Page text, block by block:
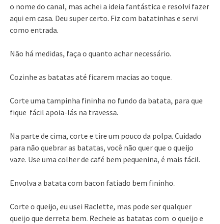
o nome do canal, mas achei a ideia fantástica e resolvi fazer
aqui em casa. Deu super certo. Fiz com batatinhas e servi
como entrada.
Não há medidas, faça o quanto achar necessário.
Cozinhe as batatas até ficarem macias ao toque.
Corte uma tampinha fininha no fundo da batata, para que
fique fácil apoia-lás na travessa.
Na parte de cima, corte e tire um pouco da polpa. Cuidado
para não quebrar as batatas, você não quer que o queijo
vaze. Use uma colher de café bem pequenina, é mais fácil.
Envolva a batata com bacon fatiado bem fininho.
Corte o queijo, eu usei Raclette, mas pode ser qualquer
queijo que derreta bem. Recheie as batatas com o queijo e